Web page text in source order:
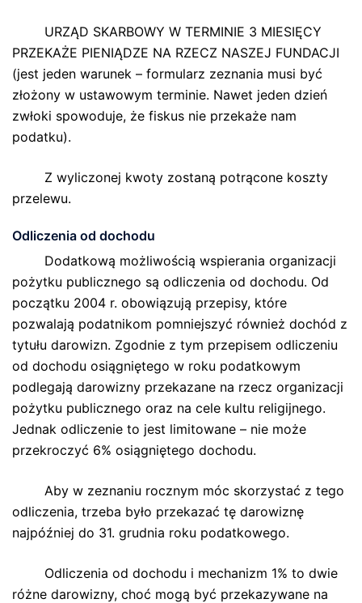
URZĄD SKARBOWY W TERMINIE 3 MIESIĘCY
PRZEKAŻE PIENIĄDZE NA RZECZ NASZEJ FUNDACJI
(jest jeden warunek – formularz zeznania musi być
złożony w ustawowym terminie. Nawet jeden dzień
zwłoki spowoduje, że fiskus nie przekaże nam
podatku).
Z wyliczonej kwoty zostaną potrącone koszty
przelewu.
Odliczenia od dochodu
Dodatkową możliwością wspierania organizacji
pożytku publicznego są odliczenia od dochodu. Od
początku 2004 r. obowiązują przepisy, które
pozwalają podatnikom pomniejszyć również dochód z
tytułu darowizn. Zgodnie z tym przepisem odliczeniu
od dochodu osiągniętego w roku podatkowym
podlegają darowizny przekazane na rzecz organizacji
pożytku publicznego oraz na cele kultu religijnego.
Jednak odliczenie to jest limitowane – nie może
przekroczyć 6% osiągniętego dochodu.
Aby w zeznaniu rocznym móc skorzystać z tego
odliczenia, trzeba było przekazać tę darowiznę
najpóźniej do 31. grudnia roku podatkowego.
Odliczenia od dochodu i mechanizm 1% to dwie
różne darowizny, choć mogą być przekazywane na